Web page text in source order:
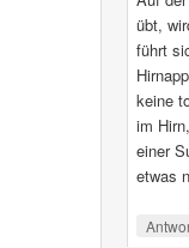
übt,
führt
keine
im
einer
etwas